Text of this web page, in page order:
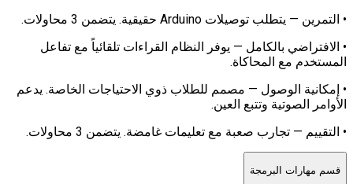
• التمرين — يتطلب توصيلات Arduino حقيقية. يتضمن 3 محاولات.
• الافتراضي بالكامل — يوفر النظام القراءات تلقائياً مع تفاعل
المستخدم مع المحاكاة.
• إمكانية الوصول — مصمم للطلاب ذوي الاحتياجات الخاصة. يدعم
الأوامر الصوتية وتتبع العين.
• التقييم — تجارب صعبة مع تعليمات غامضة. يتضمن 3 محاولات.
قسم مهارات البرمجة